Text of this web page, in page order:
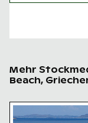
Mehr
Beach,
Luftaufnahme